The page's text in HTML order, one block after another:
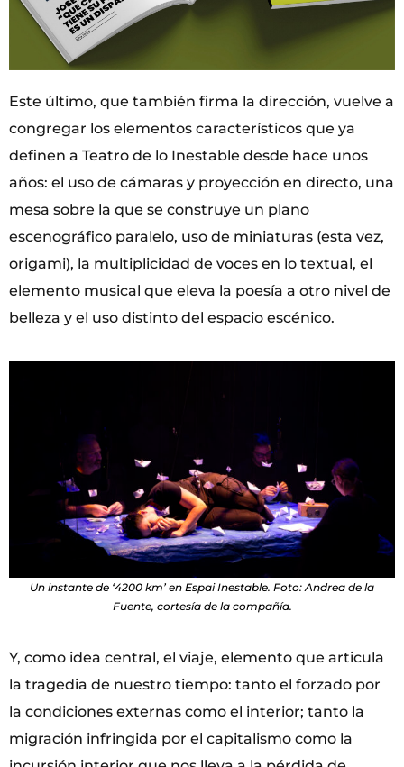
Este último, que también firma la dirección, vuelve a
congregar los elementos característicos que ya
definen a Teatro de lo Inestable desde hace unos
años: el uso de cámaras y proyección en directo, una
mesa sobre la que se construye un plano
escenográfico paralelo, uso de miniaturas (esta vez,
origami), la multiplicidad de voces en lo textual, el
elemento musical que eleva la poesía a otro nivel de
belleza y el uso distinto del espacio escénico.
Un instante de ‘4200 km’ en Espai Inestable. Foto: Andrea de la
Fuente, cortesía de la compañía.
Y, como idea central, el viaje, elemento que articula
la tragedia de nuestro tiempo: tanto el forzado por
la condiciones externas como el interior; tanto la
migración infringida por el capitalismo como la